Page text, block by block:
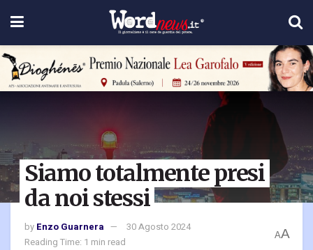
Siamo totalmente presi
da noi stessi
by Enzo Guarnera
30 Agosto 2024
Reading Time: 1 min read
AA